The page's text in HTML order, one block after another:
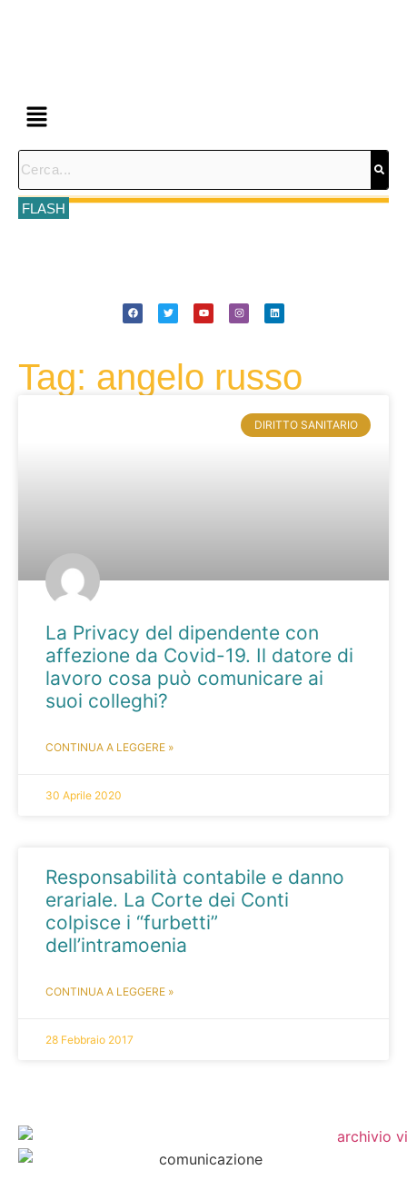
FLASH
Tag: angelo russo
DIRITTO SANITARIO
La Privacy del dipendente con
affezione da Covid-19. Il datore di
lavoro cosa può comunicare ai
suoi colleghi?
CONTINUA A LEGGERE »
30 Aprile 2020
Responsabilità contabile e danno
erariale. La Corte dei Conti
colpisce i “furbetti”
dell’intramoenia
CONTINUA A LEGGERE »
28 Febbraio 2017